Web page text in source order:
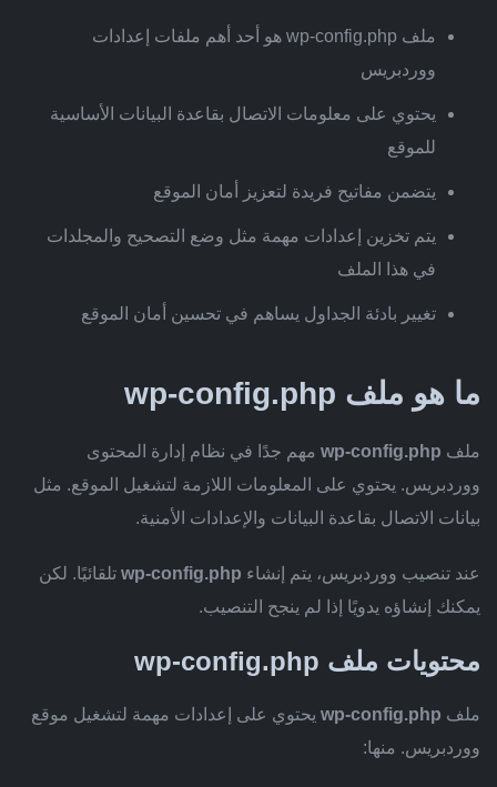
ملف wp-config.php هو أحد أهم ملفات إعدادات
ووردبريس
يحتوي على معلومات الاتصال بقاعدة البيانات الأساسية
للموقع
يتضمن مفاتيح فريدة لتعزيز أمان الموقع
يتم تخزين إعدادات مهمة مثل وضع التصحيح والمجلدات
في هذا الملف
تغيير بادئة الجداول يساهم في تحسين أمان الموقع
ما هو ملف wp-config.php
ملف wp-config.php مهم جدًا في نظام إدارة المحتوى
ووردبريس. يحتوي على المعلومات اللازمة لتشغيل الموقع. مثل
بيانات الاتصال بقاعدة البيانات والإعدادات الأمنية.
عند تنصيب ووردبريس، يتم إنشاء wp-config.php تلقائيًا. لكن
يمكنك إنشاؤه يدويًا إذا لم ينجح التنصيب.
محتويات ملف wp-config.php
ملف wp-config.php يحتوي على إعدادات مهمة لتشغيل موقع
ووردبريس. منها: